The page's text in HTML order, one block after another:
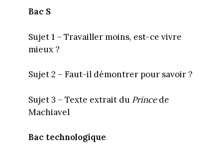
Bac S
Sujet 1 – Travailler moins, est-ce vivre
mieux ?
Sujet 2 – Faut-il démontrer pour savoir ?
Sujet 3 – Texte extrait du Princede
Machiavel
Bac technologique